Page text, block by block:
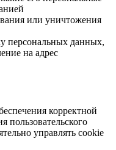
или уничтожения
персональных данных,
на адрес
корректной
пользовательского
управлять cookie